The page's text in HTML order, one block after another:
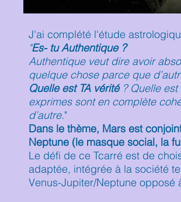
J'ai complété l'étude
"Es- tu Authentique ?
Authentique veut dire avoir
quelque chose parce que
Quelle est TA vérité ? Quelle
exprimes sont en complète
d’autre."
Dans le thème, Mars est
Neptune (le masque social, la
Le défi de ce Tcarré est de
adaptée, intégrée à la société
Venus-Jupiter/Neptune opposé